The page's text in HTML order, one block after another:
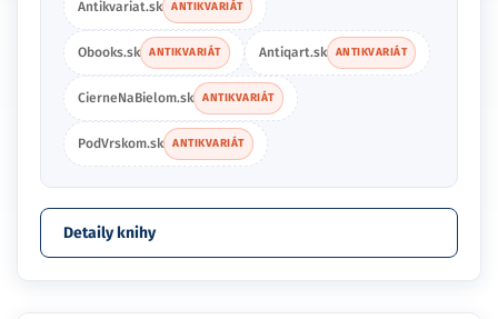
Antikvariat.sk ANTIKVARIÁT
Obooks.sk ANTIKVARIÁT Antiqart.sk ANTIKVARIÁT
CierneNaBielom.sk ANTIKVARIÁT
PodVrskom.sk ANTIKVARIÁT
Detaily knihy